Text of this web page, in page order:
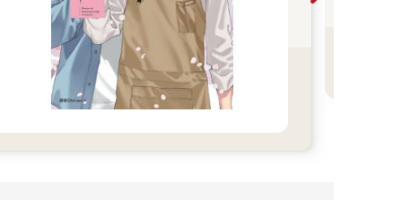
像。